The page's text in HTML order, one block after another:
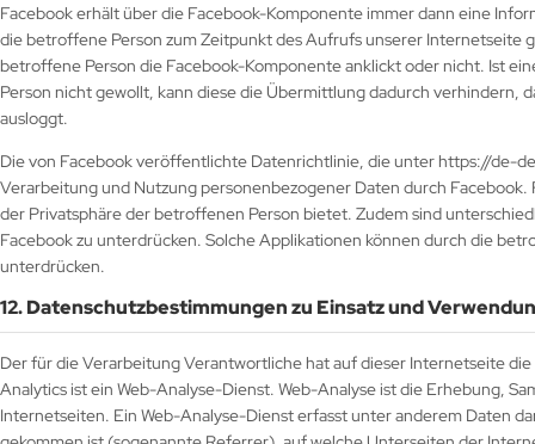
Facebook erhält über die Facebook-Komponente immer dann eine
die betroffene Person zum Zeitpunkt des Aufrufs unserer Internetseite
betroffene Person die Facebook-Komponente anklickt oder nicht. Ist
Person nicht gewollt, kann diese die Übermittlung dadurch verhindern,
ausloggt.
Die von Facebook veröffentlichte Datenrichtlinie, die unter https://de-
Verarbeitung und Nutzung personenbezogener Daten durch
der Privatsphäre der betroffenen Person bietet. Zudem sind
Facebook zu unterdrücken. Solche Applikationen können durch die
unterdrücken.
12. Datenschutzbestimmungen zu Einsatz und
Der für die Verarbeitung Verantwortliche hat auf dieser Internetseite
Analytics ist ein Web-Analyse-Dienst. Web-Analyse ist die Erhebung,
Internetseiten. Ein Web-Analyse-Dienst erfasst unter anderem Daten